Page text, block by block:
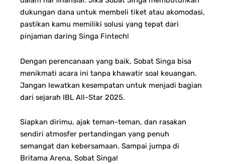
dukungan dana untuk membeli tiket atau akomodasi,
pastikan kamu memiliki solusi yang tepat dari
pinjaman daring Singa Fintech!
Dengan perencanaan yang baik, Sobat Singa bisa
menikmati acara ini tanpa khawatir soal keuangan.
Jangan lewatkan kesempatan untuk menjadi bagian
dari sejarah IBL All-Star 2025.
Siapkan dirimu, ajak teman-teman, dan rasakan
sendiri atmosfer pertandingan yang penuh
semangat dan kebersamaan. Sampai jumpa di
Britama Arena, Sobat Singa!